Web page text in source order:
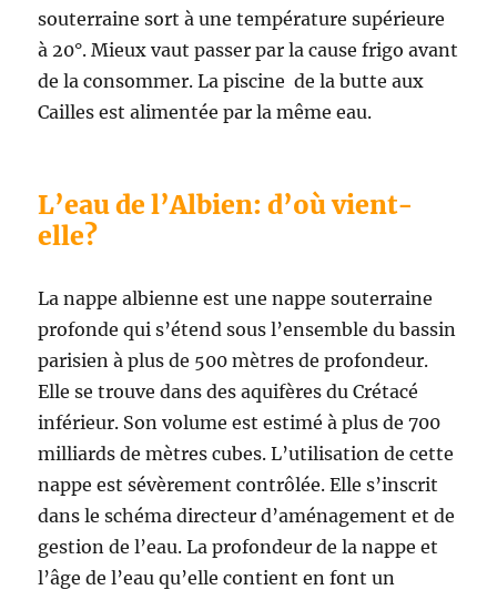
souterraine sort à une température supérieure
à 20°. Mieux vaut passer par la cause frigo avant
de la consommer. La piscine de la butte aux
Cailles est alimentée par la même eau.
L’eau de l’Albien: d’où vient-
elle?
La nappe albienne est une nappe souterraine
profonde qui s’étend sous l’ensemble du bassin
parisien à plus de 500 mètres de profondeur.
Elle se trouve dans des aquifères du Crétacé
inférieur. Son volume est estimé à plus de 700
milliards de mètres cubes. L’utilisation de cette
nappe est sévèrement contrôlée. Elle s’inscrit
dans le schéma directeur d’aménagement et de
gestion de l’eau. La profondeur de la nappe et
l’âge de l’eau qu’elle contient en font un